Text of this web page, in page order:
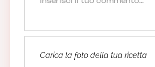
Carica la foto della tua ricetta